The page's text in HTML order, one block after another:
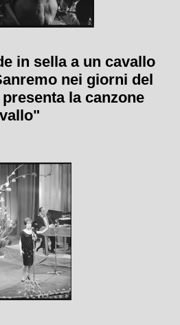
in sella a un cavallo
nei giorni del
la canzone